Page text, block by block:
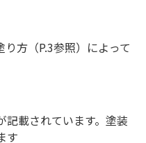
方（P.3参照）によって
記載されています。塗装
す